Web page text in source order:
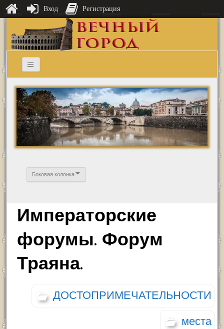
Боковая колонка
Императорские
форумы. Форум
Траяна.
ДОСТОПРИМЕЧАТЕЛЬНОСТИ
места
Вход Регистрация